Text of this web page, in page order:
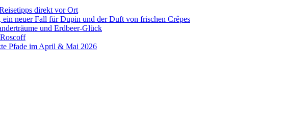
direkt vor Ort
neuer Fall für Dupin und der Duft von frischen Crêpes
und Erdbeer-Glück
Pfade im April & Mai 2026